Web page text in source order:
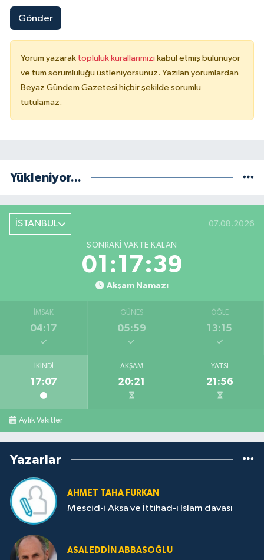
Gönder
Yorum yazarak topluluk kurallarımızı kabul etmiş bulunuyor
ve tüm sorumluluğu üstleniyorsunuz. Yazılan yorumlardan
Beyaz Gündem Gazetesi hiçbir şekilde sorumlu
tutulamaz.
Yükleniyor...
İSTANBUL 07.08.2026
SONRAKI VAKTE KALAN
01:17:39
Akşam Namazı
İMSAK
04:17
GÜNEŞ
05:59
ÖĞLE
13:15
İKINDI
17:07
AKŞAM
20:21
YATSI
21:56
Aylık Vakitler
Yazarlar
AHMET TAHA FURKAN
Mescid-i Aksa ve İttihad-ı İslam davası
ASALEDDIN ABBASOĞLU